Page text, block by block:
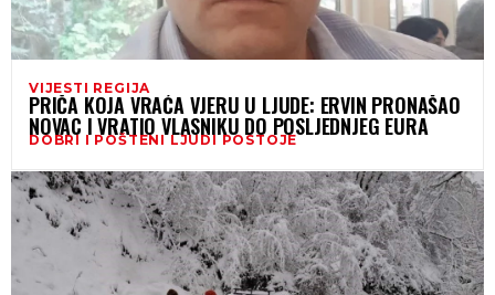
VIJESTI REGIJA
PRIČA KOJA VRAĆA VJERU U LJUDE: ERVIN PRONAŠAO
NOVAC I VRATIO VLASNIKU DO POSLJEDNJEG EURA
DOBRI I POŠTENI LJUDI POSTOJE